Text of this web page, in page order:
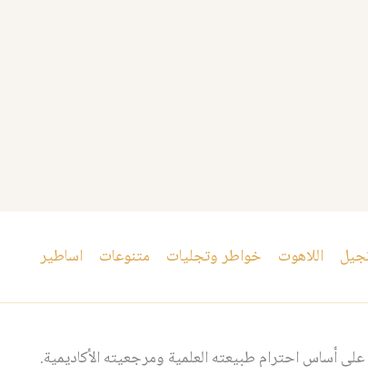
اللاهوت خواطر وتجليات متنوعات اساطير
أساس احترام طبيعته العلمية ومرجعيته الأكاديمية.